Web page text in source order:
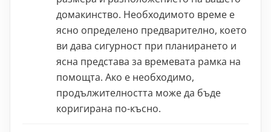
домакинство. Необходимото време е
ясно определено предварително, което
ви дава сигурност при планирането и
ясна представа за времевата рамка на
помощта. Ако е необходимо,
продължителността може да бъде
коригирана по-късно.